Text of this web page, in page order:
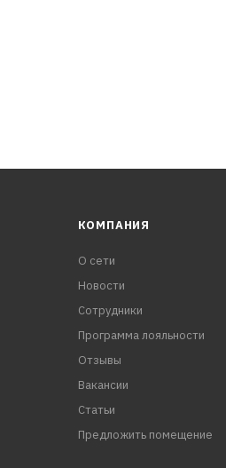
КОМПАНИЯ
О сети
Новости
Сотрудники
Программа лояльности
Отзывы
Вакансии
Статьи
Предложить помещение